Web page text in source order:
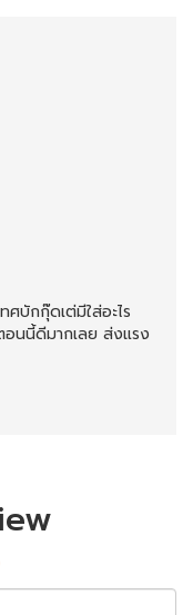
บักกุ๊ดเต่มีใส่อะไร
นนี้ดีมากเลย ส่งแรง